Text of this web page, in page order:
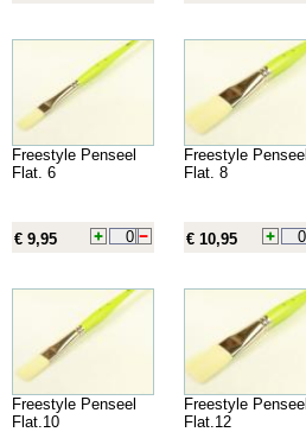
Freestyle Penseel
Flat. 6
€ 9,95
Freestyle Penseel
Flat. 8
€ 10,95
Freestyle Penseel
Flat.10
Freestyle Penseel
Flat.12